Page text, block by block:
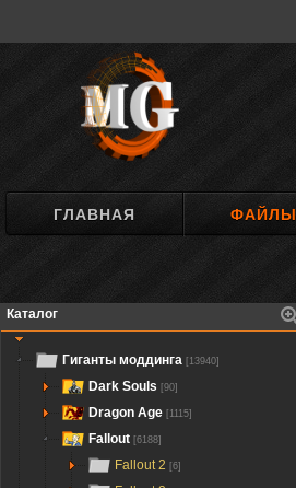
ГЛАВНАЯ ФАЙЛЫ
Каталог
Гиганты моддинга [13940]
Dark Souls [90]
Dragon Age [1115]
Fallout [6188]
Fallout 2 [6]